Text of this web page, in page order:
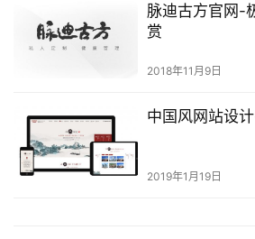
脉迪古方官网-
赏
2018年11月9日
中国风网站设
2019年1月19日